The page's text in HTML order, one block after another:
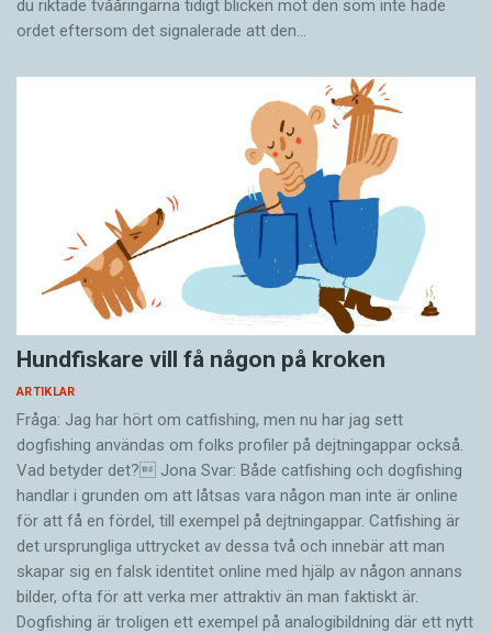
du riktade tvååringarna tidigt blicken mot den som inte hade
ordet eftersom det ­signalerade att den…
Hundfiskare vill få någon på kroken
ARTIKLAR
Fråga: Jag har hört om catfishing, men nu har jag sett
dogfishing användas om folks profiler på dejtningappar också.
Vad betyder det? Jona Svar: Både catfishing och dogfishing
handlar i grunden om att låtsas vara någon man inte är online
för att få en fördel, till exempel på dejtningappar. Catfishing är
det ursprungliga uttrycket av dessa två och innebär att man
skapar sig en falsk identitet online med hjälp av någon annans
bilder, ofta för att verka mer attraktiv än man faktiskt är.
Dogfishing är troligen ett exempel på analogibildning där ett nytt